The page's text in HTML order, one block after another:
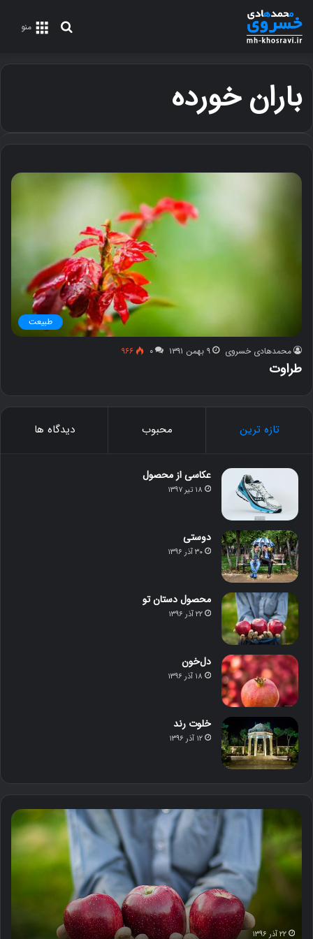
منوجستجو
باران خورده
طبیعت
محمدهادی خسروی ۹ بهمن ۱۳۹۱ ۰ ۹۶۶
طراوت
تازه ترین محبوب دیدگاه ها
عکاسی از محصول
۱۸ تیر ۱۳۹۷
دوستی
۳۰ آذر ۱۳۹۶
محصول دستان تو
۲۲ آذر ۱۳۹۶
دل‌خون
۱۸ آذر ۱۳۹۶
خلوت رند
۱۲ آذر ۱۳۹۶
م
ح
و
ل
۲۲ آذر ۱۳۹۶